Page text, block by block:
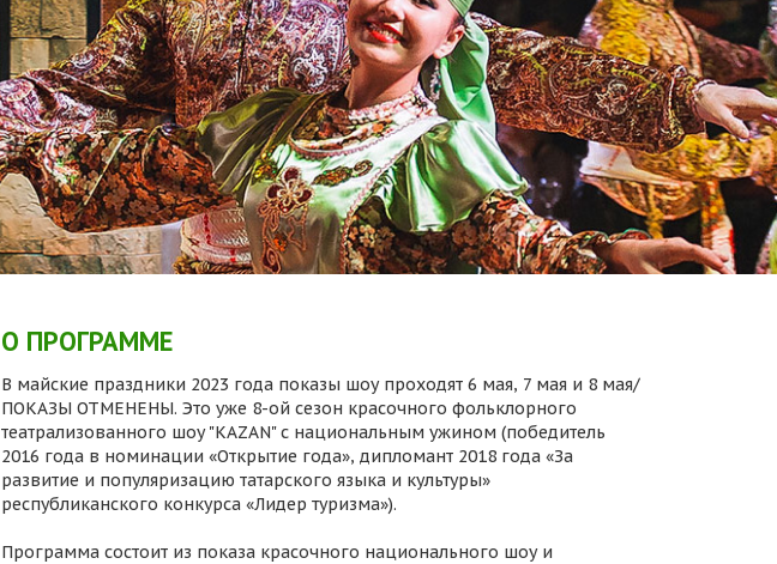
О ПРОГРАММЕ
В майские праздники 2023 года показы шоу проходят 6 мая, 7 мая и 8 мая/
ПОКАЗЫ ОТМЕНЕНЫ. Это уже 8-ой сезон красочного фольклорного
театрализованного шоу "KAZAN" с национальным ужином (победитель
2016 года в номинации «Открытие года», дипломант 2018 года «За
развитие и популяризацию татарского языка и культуры»
республиканского конкурса «Лидер туризма»).
Программа состоит из показа красочного национального шоу и